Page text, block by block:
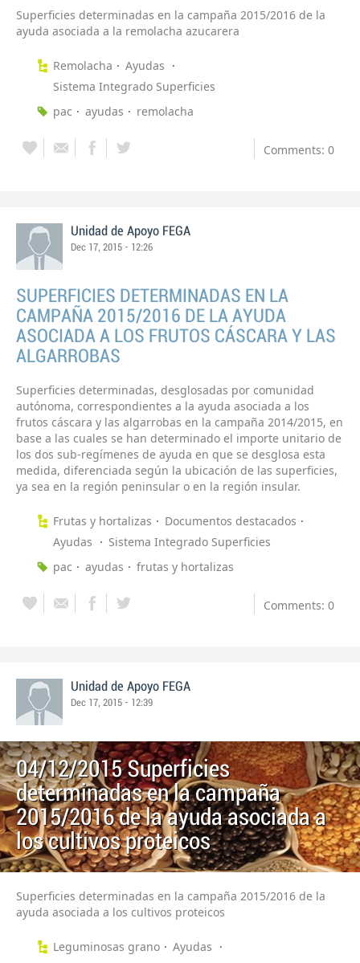
Superficies determinadas en la campaña 2015/2016 de la
ayuda asociada a la remolacha azucarera
Remolacha
Ayudas
Sistema Integrado Superficies
pac
ayudas remolacha
Comments: 0
Unidad de Apoyo FEGA
Dec 17, 2015 - 12:26
SUPERFICIES DETERMINADAS EN LA
CAMPAÑA 2015/2016 DE LA AYUDA
ASOCIADA A LOS FRUTOS CÁSCARA Y LAS
ALGARROBAS
Superficies determinadas, desglosadas por comunidad
autónoma, correspondientes a la ayuda asociada a los
frutos cáscara y las algarrobas en la campaña 2014/2015, en
base a las cuales se han determinado el importe unitario de
los dos sub-regímenes de ayuda en que se desglosa esta
medida, diferenciada según la ubicación de las superficies,
ya sea en la región peninsular o en la región insular.
Frutas y hortalizas
Documentos destacados
Ayudas
Sistema Integrado Superficies
pac
ayudas frutas y hortalizas
Comments: 0
Unidad de Apoyo FEGA
Dec 17, 2015 - 12:39
04/12/2015 Superficies
determinadas en la campaña
2015/2016 de la ayuda asociada a
los cultivos proteicos
Superficies determinadas en la campaña 2015/2016 de la
ayuda asociada a los cultivos proteicos
Leguminosas grano
Ayudas